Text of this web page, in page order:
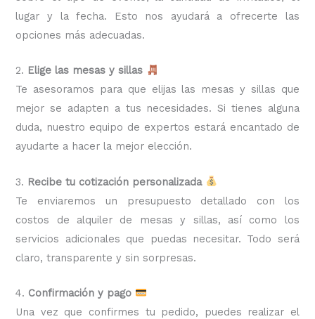
lugar y la fecha. Esto nos ayudará a ofrecerte las
opciones más adecuadas.
2. Elige las mesas y sillas
Te asesoramos para que elijas las mesas y sillas que
mejor se adapten a tus necesidades. Si tienes alguna
duda, nuestro equipo de expertos estará encantado de
ayudarte a hacer la mejor elección.
3. Recibe tu cotización personalizada
Te enviaremos un presupuesto detallado con los
costos de alquiler de mesas y sillas, así como los
servicios adicionales que puedas necesitar. Todo será
claro, transparente y sin sorpresas.
4. Confirmación y pago
Una vez que confirmes tu pedido, puedes realizar el